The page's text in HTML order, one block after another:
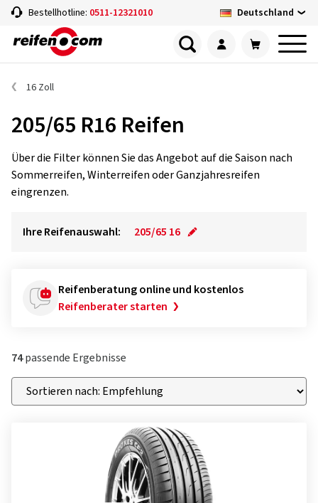
Bestellhotline: 0511-12321010 Deutschland
16 Zoll
205/65 R16 Reifen
Über die Filter können Sie das Angebot auf die Saison nach
Sommerreifen, Winterreifen oder Ganzjahresreifen
eingrenzen.
Ihre Reifenauswahl: 205/65 16
Reifenberatung online und kostenlos
Reifenberater starten
74passende Ergebnisse